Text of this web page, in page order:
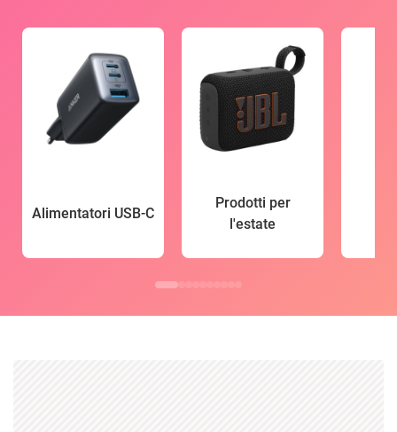
Alimentatori USB-C
Prodotti per
l'estate